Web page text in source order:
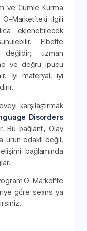
ve Cümle Kurma
Market’teki ilgili
eklenebilecek
Elbette
uzman
ve doğru ipucu
İyi materyal, iyi
karşılaştırmak
Disorders
Bu bağlantı, Olay
ürün odaklı değil,
bağlamında
O-Market’te
göre seans ya